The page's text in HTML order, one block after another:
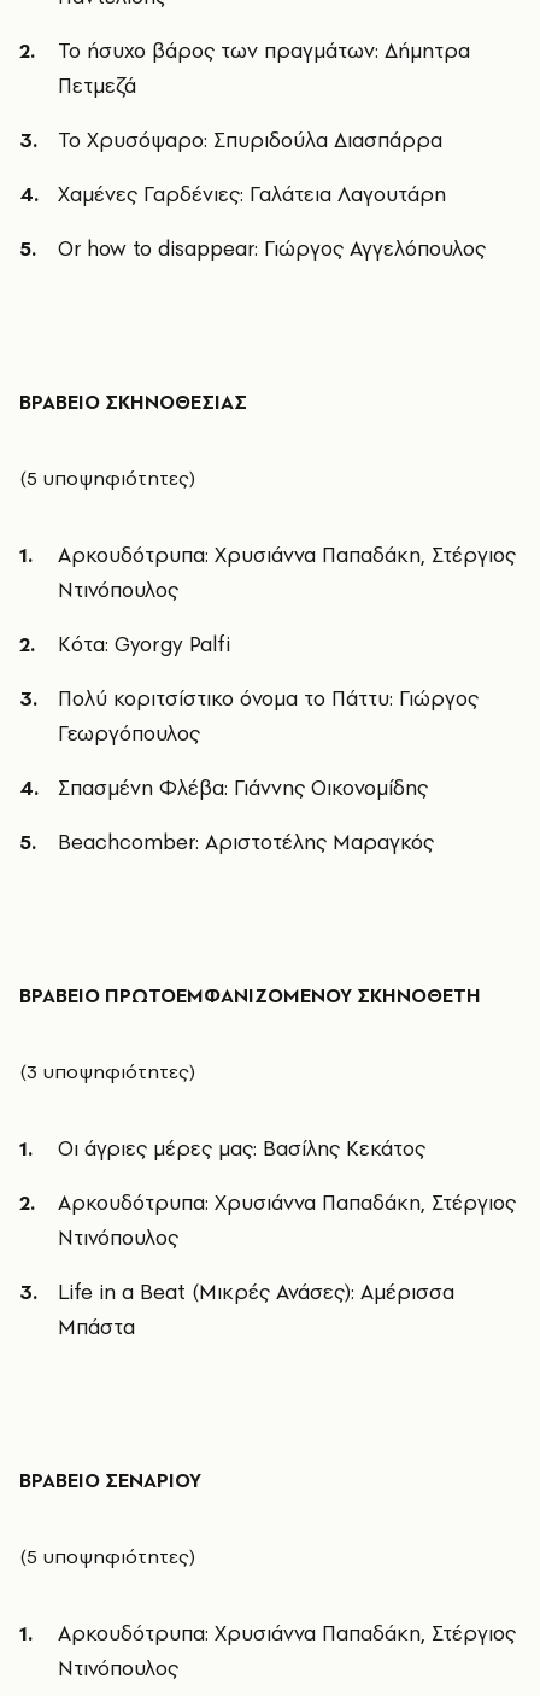
Το ήσυχο βάρος των πραγμάτων: Δήμητρα
Πετμεζά
Το Χρυσόψαρο: Σπυριδούλα Διασπάρρα
Χαμένες Γαρδένιες: Γαλάτεια Λαγουτάρη
Or how to disappear: Γιώργος Αγγελόπουλος
ΒΡΑΒΕΙΟ ΣΚΗΝΟΘΕΣΙΑΣ
(5 υποψηφιότητες)
Αρκουδότρυπα: Χρυσιάννα Παπαδάκη, Στέργιος
Ντινόπουλος
Κότα: Gyorgy Palfi
Πολύ κοριτσίστικο όνομα το Πάττυ: Γιώργος
Γεωργόπουλος
Σπασμένη Φλέβα: Γιάννης Οικονομίδης
Beachcomber: Αριστοτέλης Μαραγκός
ΒΡΑΒΕΙΟ ΠΡΩΤΟΕΜΦΑΝΙΖΟΜΕΝΟΥ ΣΚΗΝΟΘΕΤΗ
(3 υποψηφιότητες)
Οι άγριες μέρες μας: Βασίλης Κεκάτος
Αρκουδότρυπα: Χρυσιάννα Παπαδάκη, Στέργιος
Ντινόπουλος
Life in a Beat (Μικρές Ανάσες): Αμέρισσα
Μπάστα
ΒΡΑΒΕΙΟ ΣΕΝΑΡΙΟΥ
(5 υποψηφιότητες)
Αρκουδότρυπα: Χρυσιάννα Παπαδάκη, Στέργιος
Ντινόπουλος